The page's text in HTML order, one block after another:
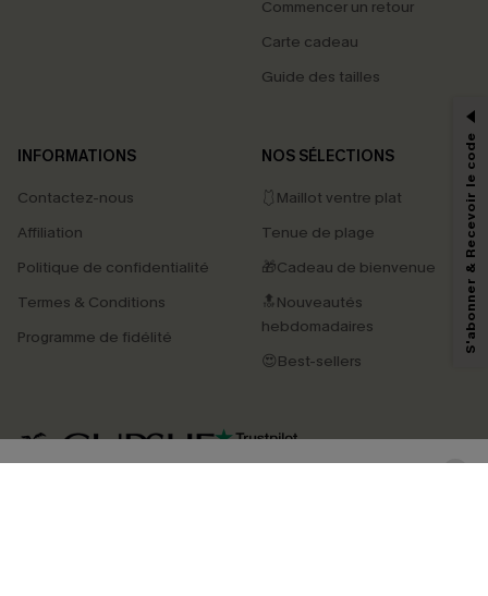
Commencer un retour
Carte cadeau
Guide des tailles
INFORMATIONS
Contactez-nous
Affiliation
Politique de confidentialité
Termes & Conditions
Programme de fidélité
NOS SÉLECTIONS
🩱Maillot ventre plat
Tenue de plage
🎁Cadeau de bienvenue
🔝Nouveautés
hebdomadaires
😍Best-sellers
4.4
PROFITEZ DE -15%
marketing (y compris du contenu généré par l'IA) de Cupshe et
pouvons utiliser les données collectées sur notre site ainsi que des
savoir si ceux-ci ont été ouverts, de mesurer votre engagement, de
personnaliser nos contenus et nos offres, et de vous recommander des
produits susceptibles de vous intéresser, conformément à notre
Politique de
. Vous pouvez vous désabonner à tout moment.
S'abonner & Recevoir le code